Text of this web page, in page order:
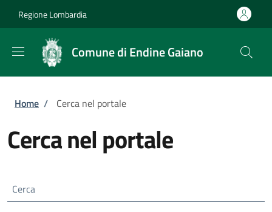
Regione Lombardia
Comune di Endine Gaiano
Briciole di pane
Home / Cerca nel portale
Cerca nel portale
Cerca